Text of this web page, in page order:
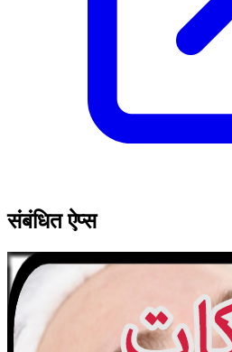
संबंधित ऐप्स